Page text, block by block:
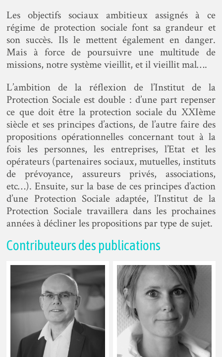
Les objectifs sociaux ambitieux assignés à ce
régime de protection sociale font sa grandeur et
son succès. Ils le mettent également en danger.
Mais à force de poursuivre une multitude de
missions, notre système vieillit, et il vieillit mal….
L’ambition de la réflexion de l’Institut de la
Protection Sociale est double : d’une part repenser
ce que doit être la protection sociale du XXIème
siècle et ses principes d’actions, de l’autre faire des
propositions opérationnelles concernant tout à la
fois les personnes, les entreprises, l’Etat et les
opérateurs (partenaires sociaux, mutuelles, instituts
de prévoyance, assureurs privés, associations,
etc…). Ensuite, sur la base de ces principes d’action
d’une Protection Sociale adaptée, l’Institut de la
Protection Sociale travaillera dans les prochaines
années à décliner les propositions par type de sujet.
Contributeurs des publications